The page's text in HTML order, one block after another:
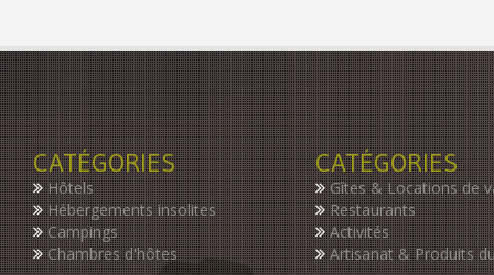
CATÉGORIES
Hôtels
Hébergements insolites
Campings
Chambres d'hôtes
CATÉGORIES
Gîtes & Locations de
Restaurants
Activités
Artisanat & Produits